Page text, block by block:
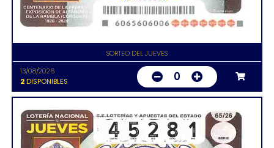
SORTEO DEL JUEVES
13/08/2026
2DISPONIBLES 0